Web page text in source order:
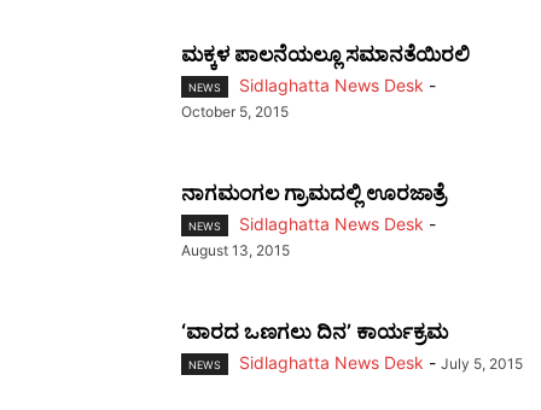
ಮಕ್ಕಳ ಪಾಲನೆಯಲ್ಲೂ ಸಮಾನತೆಯಿರಲಿ
NEWS Sidlaghatta News Desk -
October 5, 2015
ನಾಗಮಂಗಲ ಗ್ರಾಮದಲ್ಲಿ ಊರಜಾತ್ರೆ
NEWS Sidlaghatta News Desk -
August 13, 2015
‘ವಾರದ ಒಣಗಲು ದಿನ’ ಕಾರ್ಯಕ್ರಮ
NEWS Sidlaghatta News Desk - July 5, 2015